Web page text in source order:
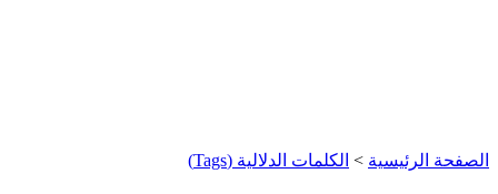
الصفحة الرئيسية > الكلمات الدلالية (Tags)